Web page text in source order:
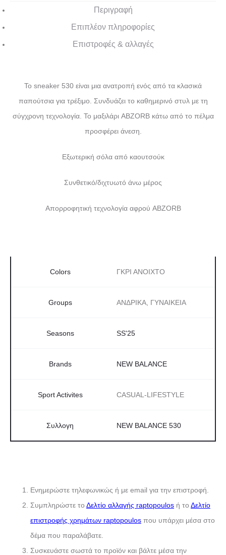
Περιγραφή
Επιπλέον πληροφορίες
Επιστροφές & αλλαγές
Το sneaker 530 είναι μια ανατροπή ενός από τα κλασικά
παπούτσια για τρέξιμο. Συνδυάζει το καθημερινό στυλ με τη
σύγχρονη τεχνολογία. Το μαξιλάρι ABZORB κάτω από το πέλμα
προσφέρει άνεση.
Εξωτερική σόλα από καουτσούκ
Συνθετικό/διχτυωτό άνω μέρος
Απορροφητική τεχνολογία αφρού ABZORB
Colors ΓΚΡΙ ΑΝΟΙΧΤΟ
Groups ΑΝΔΡΙΚΑ, ΓΥΝΑΙΚΕΙΑ
Seasons SS'25
Brands NEW BALANCE
Sport Activites CASUAL-LIFESTYLE
Συλλογη NEW BALANCE 530
Ενημερώστε τηλεφωνικώς ή με email για την επιστροφή.
Συμπληρώστε το Δελτίο αλλαγής raptopoulos ή το Δελτίο
επιστροφής χρημάτων raptopoulos που υπάρχει μέσα στο
δέμα που παραλάβατε.
Συσκευάστε σωστά το προϊόν και βάλτε μέσα την